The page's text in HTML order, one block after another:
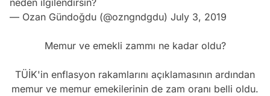
— Ozan Gündoğdu (@ozngndgdu) July 3, 2019
Memur ve emekli zammı ne kadar oldu?
TÜİK'in enflasyon rakamlarını açıklamasının ardından
memur ve memur emekilerinin de zam oranı belli oldu.